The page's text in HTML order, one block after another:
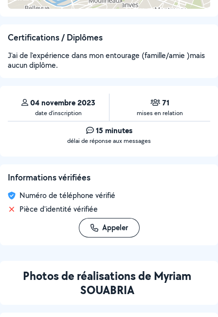
Certifications / Diplômes
J'ai de l'expérience dans mon entourage (famille/amie )mais
aucun diplôme.
04 novembre 2023
date d’inscription
71
mises en relation
15 minutes
délai de réponse aux messages
Informations vérifiées
Numéro de téléphone vérifié
Pièce d'identité vérifiée
Appeler
Photos de réalisations de Myriam
SOUABRIA